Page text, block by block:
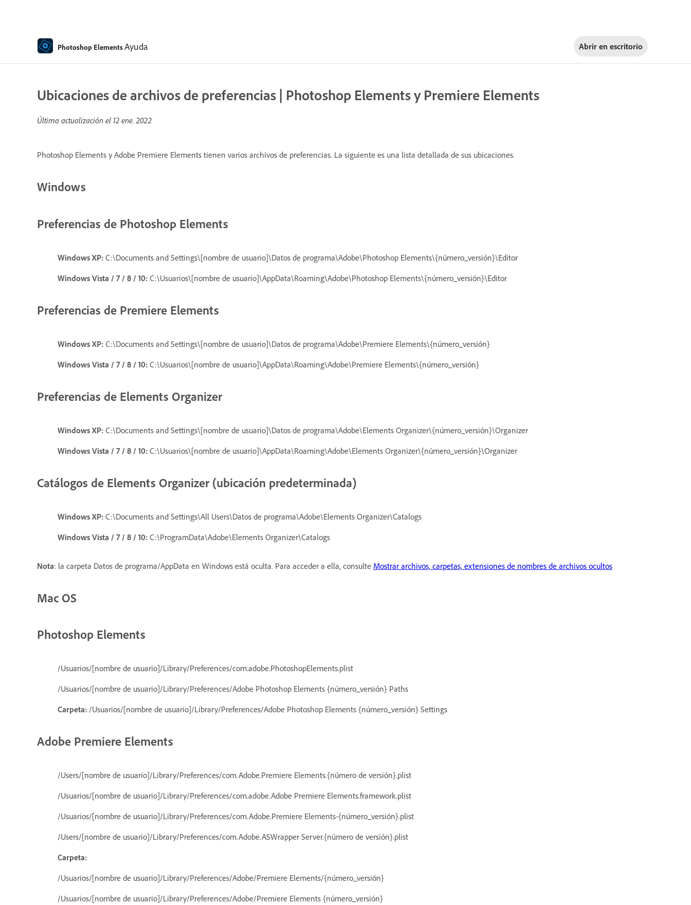
Photoshop ElementsAyuda Abrir en escritorio
Ubicaciones de archivos de preferencias | Photoshop Elements y Premiere Elements
Última actualización el 12 ene. 2022
Photoshop Elements y Adobe Premiere Elements tienen varios archivos de preferencias. La siguiente es una lista detallada de sus ubicaciones.
Windows
Preferencias de Photoshop Elements
Windows XP: C:\Documents and Settings\[nombre de usuario]\Datos de programa\Adobe\Photoshop Elements\{número_versión}\Editor
Windows Vista / 7 / 8 / 10: C:\Usuarios\[nombre de usuario]\AppData\Roaming\Adobe\Photoshop Elements\{número_versión}\Editor
Preferencias de Premiere Elements
Windows XP: C:\Documents and Settings\[nombre de usuario]\Datos de programa\Adobe\Premiere Elements\{número_versión}
Windows Vista / 7 / 8 / 10: C:\Usuarios\[nombre de usuario]\AppData\Roaming\Adobe\Premiere Elements\{número_versión}
Preferencias de Elements Organizer
Windows XP: C:\Documents and Settings\[nombre de usuario]\Datos de programa\Adobe\Elements Organizer\{número_versión}\Organizer
Windows Vista / 7 / 8 / 10: C:\Usuarios\[nombre de usuario]\AppData\Roaming\Adobe\Elements Organizer\{número_versión}\Organizer
Catálogos de Elements Organizer (ubicación predeterminada)
Windows XP: C:\Documents and Settings\All Users\Datos de programa\Adobe\Elements Organizer\Catalogs
Windows Vista / 7 / 8 / 10: C:\ProgramData\Adobe\Elements Organizer\Catalogs
Nota: la carpeta Datos de programa/AppData en Windows está oculta. Para acceder a ella, consulte Mostrar archivos, carpetas, extensiones de nombres de archivos ocultos
Mac OS
Photoshop Elements
/Usuarios/[nombre de usuario]/Library/Preferences/com.adobe.PhotoshopElements.plist
/Usuarios/[nombre de usuario]/Library/Preferences/Adobe Photoshop Elements {número_versión} Paths
Carpeta: /Usuarios/[nombre de usuario]/Library/Preferences/Adobe Photoshop Elements {número_versión} Settings
Adobe Premiere Elements
/Users/[nombre de usuario]/Library/Preferences/com.Adobe.Premiere Elements.{número de versión}.plist
/Usuarios/[nombre de usuario]/Library/Preferences/com.adobe.Adobe Premiere Elements.framework.plist
/Usuarios/[nombre de usuario]/Library/Preferences/com.Adobe.Premiere Elements-{número_versión}.plist
/Users/[nombre de usuario]/Library/Preferences/com.Adobe.ASWrapper Server.{número de versión}.plist
Carpeta:
/Usuarios/[nombre de usuario]/Library/Preferences/Adobe/Premiere Elements/{número_versión}
/Usuarios/[nombre de usuario]/Library/Preferences/Adobe/Premiere Elements {número_versión}